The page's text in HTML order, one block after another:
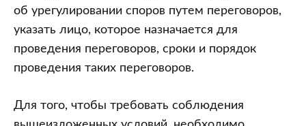
об урегулировании споров путем переговоров,
указать лицо, которое назначается для
проведения переговоров, сроки и порядок
проведения таких переговоров.
Для того, чтобы требовать соблюдения